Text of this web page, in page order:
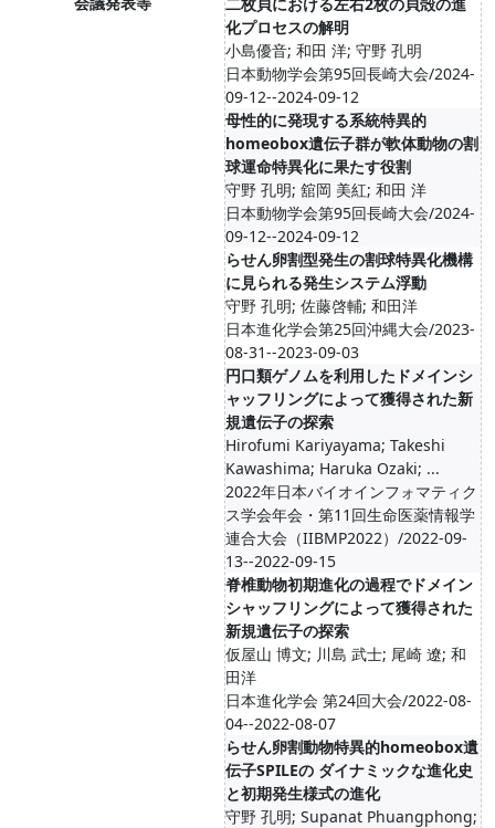
化プロセスの解明
小島優音; 和田 洋; 守野 孔明
日本動物学会第95回長崎大会/2024-
09-12--2024-09-12
母性的に発現する系統特異的
homeobox遺伝子群が軟体動物の割
球運命特異化に果たす役割
守野 孔明; 舘岡 美紅; 和田 洋
日本動物学会第95回長崎大会/2024-
09-12--2024-09-12
らせん卵割型発生の割球特異化機構
に見られる発生システム浮動
守野 孔明; 佐藤啓輔; 和田洋
日本進化学会第25回沖縄大会/2023-
08-31--2023-09-03
円口類ゲノムを利用したドメインシ
ャッフリングによって獲得された新
規遺伝子の探索
Hirofumi Kariyayama; Takeshi
Kawashima; Haruka Ozaki; ...
2022年日本バイオインフォマティク
ス学会年会・第11回生命医薬情報学
連合大会（IIBMP2022）/2022-09-
13--2022-09-15
脊椎動物初期進化の過程でドメイン
シャッフリングによって獲得された
新規遺伝子の探索
仮屋山 博文; 川島 武士; 尾崎 遼; 和
田洋
日本進化学会 第24回大会/2022-08-
04--2022-08-07
らせん卵割動物特異的homeobox遺
伝子SPILEの ダイナミックな進化史
と初期発生様式の進化
守野 孔明; Supanat Phuangphong;